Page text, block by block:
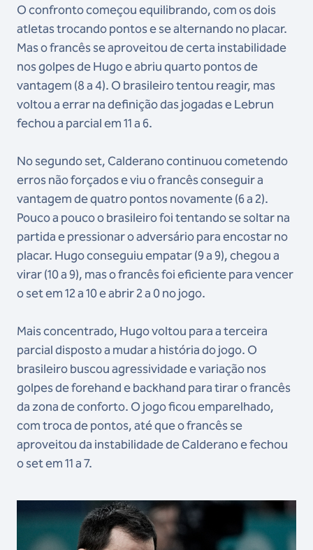
O confronto começou equilibrando, com os dois
atletas trocando pontos e se alternando no placar.
Mas o francês se aproveitou de certa instabilidade
nos golpes de Hugo e abriu quarto pontos de
vantagem (8 a 4). O brasileiro tentou reagir, mas
voltou a errar na definição das jogadas e Lebrun
fechou a parcial em 11 a 6.
No segundo set, Calderano continuou cometendo
erros não forçados e viu o francês conseguir a
vantagem de quatro pontos novamente (6 a 2).
Pouco a pouco o brasileiro foi tentando se soltar na
partida e pressionar o adversário para encostar no
placar. Hugo conseguiu empatar (9 a 9), chegou a
virar (10 a 9), mas o francês foi eficiente para vencer
o set em 12 a 10 e abrir 2 a 0 no jogo.
Mais concentrado, Hugo voltou para a terceira
parcial disposto a mudar a história do jogo. O
brasileiro buscou agressividade e variação nos
golpes de forehand e backhand para tirar o francês
da zona de conforto. O jogo ficou emparelhado,
com troca de pontos, até que o francês se
aproveitou da instabilidade de Calderano e fechou
o set em 11 a 7.